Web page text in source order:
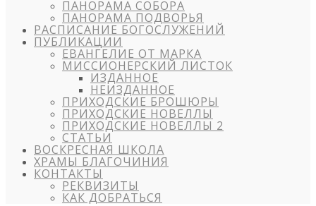
ПАНОРАМА СОБОРА
ПАНОРАМА ПОДВОРЬЯ
РАСПИСАНИЕ БОГОСЛУЖЕНИЙ
ПУБЛИКАЦИИ
ЕВАНГЕЛИЕ ОТ МАРКА
МИССИОНЕРСКИЙ ЛИСТОК
ИЗДАННОЕ
НЕИЗДАННОЕ
ПРИХОДСКИЕ БРОШЮРЫ
ПРИХОДСКИЕ НОВЕЛЛЫ
ПРИХОДСКИЕ НОВЕЛЛЫ 2
СТАТЬИ
ВОСКРЕСНАЯ ШКОЛА
ХРАМЫ БЛАГОЧИНИЯ
КОНТАКТЫ
РЕКВИЗИТЫ
КАК ДОБРАТЬСЯ